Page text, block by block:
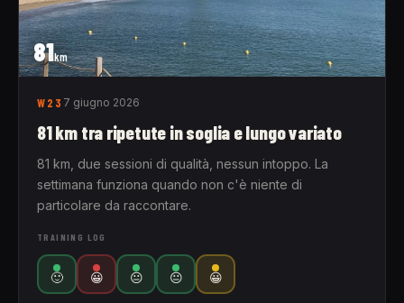
81km
W23 7 giugno 2026
81 km tra ripetute in soglia e lungo variato
81 km, due sessioni di qualità, nessun intoppo. La
settimana funziona quando non c'è niente di
particolare da raccontare.
TRAINING LOG
🙂 😀 😐 😐 😀